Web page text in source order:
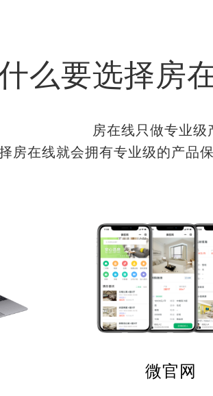
么要选择房
房在线只做专业级
房在线就会拥有专业级的产品
微官网